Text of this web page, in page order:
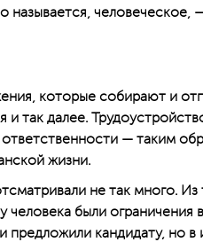
называется, человеческое,
которые собирают и
так далее.
— таким
жизни.
не так много. Из
человека были ограничения
кандидату, но в